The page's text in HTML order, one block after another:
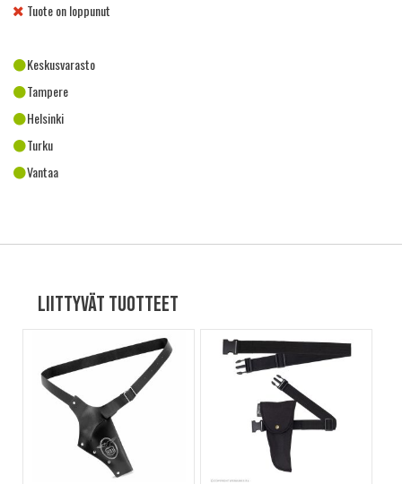
Tuote on loppunut
Keskusvarasto
Tampere
Helsinki
Turku
Vantaa
Liittyvät tuotteet